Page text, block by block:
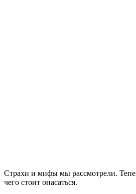
Страхи и мифы мы рассмотрели.
чего стоит опасаться.